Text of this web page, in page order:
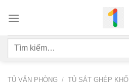
qua
dung
Tìm
TỦ VĂN PHÒNG / TỦ SẮT GHÉP KHỐI